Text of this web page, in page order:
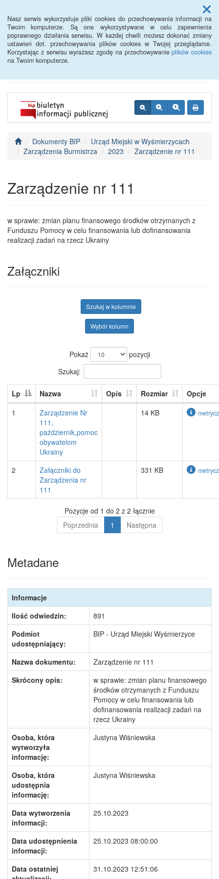
Nasz serwis wykorzystuje pliki cookies do przechowywania informacji na
Twoim komputerze. Są one wykorzystywane w celu zapewnienia
poprawnego działania serwisu. W każdej chwili możesz dokonać zmiany
ustawień dot. przechowywania plików cookies w Twojej przeglądarce.
Korzystając z serwisu wyrażasz zgodę na przechowywanieplików cookies
na Twoim komputerze.
Menu
BIP - Urząd Miejski
Wyśmierzyce
Dokumenty BIP
Urząd Miejski w Wyśmierzycach
Zarządzenia Burmistrza
2023 Zarządzenie nr 111
Zarządzenie nr 111
w sprawie: zmian planu finansowego środków otrzymanych z
Funduszu Pomocy w celu finansowania lub dofinansowania
realizacji zadań na rzecz Ukrainy
Załączniki
Szukaj w kolumnie
Wybór kolumn
Pokaż
pozycji
Szukaj:
Lp Nazwa Opis Rozmiar
Opcje
1
Zarządzenie Nr
111,
październik,pomoc
obywatelom
Ukrainy
14 KB
2
Załączniki do
Zarządzenia nr
111
331 KB
Pozycje od 1 do 2 z 2 łącznie
Poprzednia
1 Następna
Metadane
Informacje
Ilość odwiedzin:
891
Podmiot
udostępniający:
BIP - Urząd Miejski Wyśmierzyce
Nazwa dokumentu:
Zarządzenie nr 111
Skrócony opis:
w sprawie: zmian planu finansowego
środków otrzymanych z Funduszu
Pomocy w celu finansowania lub
dofinansowania realizacji zadań na
rzecz Ukrainy
Osoba, która
wytworzyła
informację:
Justyna Wiśniewska
Osoba, która
udostępnia
informację:
Justyna Wiśniewska
Data wytworzenia
informacji:
25.10.2023
Data udostępnienia
informacji:
25.10.2023 08:00:00
Data ostatniej
31.10.2023 12:51:06